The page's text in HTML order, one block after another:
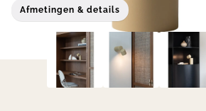
Afmetingen & details